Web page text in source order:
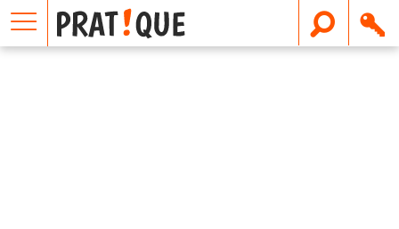
E
m
a